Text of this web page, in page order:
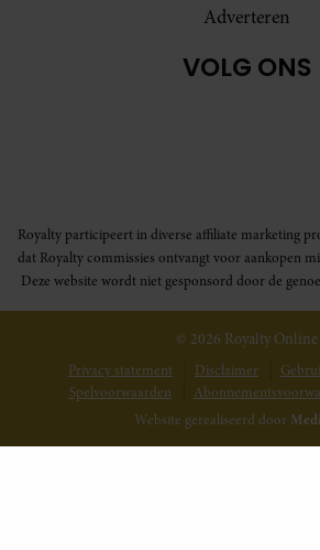
Adverteren
VOLG ONS
Royalty participeert in diverse affiliate marketing
dat Royalty commissies ontvangt voor aankopen
Deze website wordt niet gesponsord door de
© 2026 Royalty Online
Privacy statement Disclaimer
Spelvoorwaarden
Website gerealiseerd door